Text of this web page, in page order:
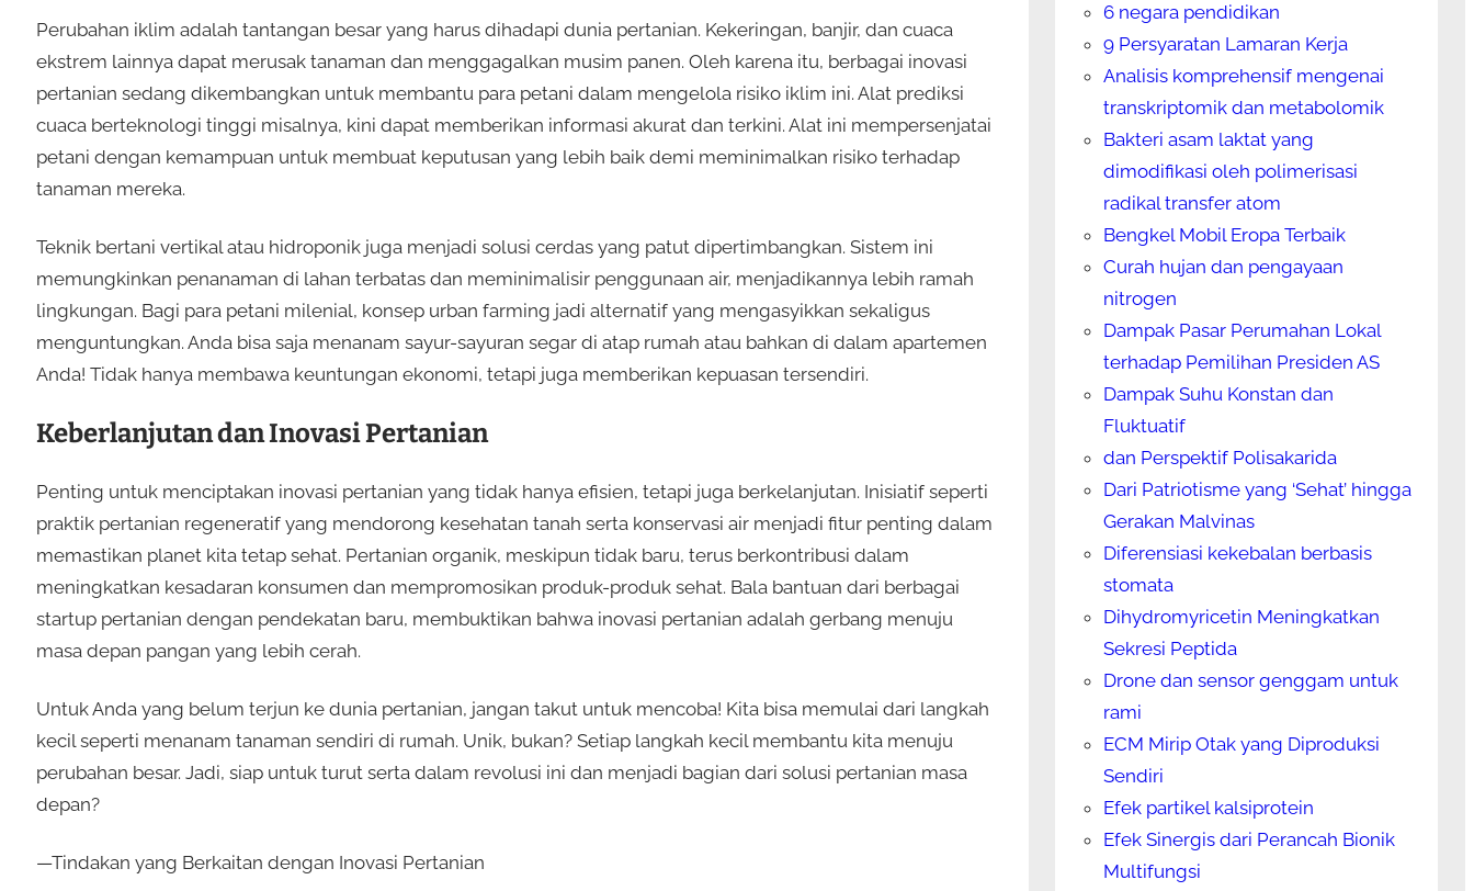
Perubahan iklim adalah tantangan besar yang harus dihadapi dunia pertanian. Kekeringan, banjir, dan cuaca
ekstrem lainnya dapat merusak tanaman dan menggagalkan musim panen. Oleh karena itu, berbagai inovasi
pertanian sedang dikembangkan untuk membantu para petani dalam mengelola risiko iklim ini. Alat prediksi
cuaca berteknologi tinggi misalnya, kini dapat memberikan informasi akurat dan terkini. Alat ini mempersenjatai
petani dengan kemampuan untuk membuat keputusan yang lebih baik demi meminimalkan risiko terhadap
tanaman mereka.
Teknik bertani vertikal atau hidroponik juga menjadi solusi cerdas yang patut dipertimbangkan. Sistem ini
memungkinkan penanaman di lahan terbatas dan meminimalisir penggunaan air, menjadikannya lebih ramah
lingkungan. Bagi para petani milenial, konsep urban farming jadi alternatif yang mengasyikkan sekaligus
menguntungkan. Anda bisa saja menanam sayur-sayuran segar di atap rumah atau bahkan di dalam apartemen
Anda! Tidak hanya membawa keuntungan ekonomi, tetapi juga memberikan kepuasan tersendiri.
Keberlanjutan dan Inovasi Pertanian
Penting untuk menciptakan inovasi pertanian yang tidak hanya efisien, tetapi juga berkelanjutan. Inisiatif seperti
praktik pertanian regeneratif yang mendorong kesehatan tanah serta konservasi air menjadi fitur penting dalam
memastikan planet kita tetap sehat. Pertanian organik, meskipun tidak baru, terus berkontribusi dalam
meningkatkan kesadaran konsumen dan mempromosikan produk-produk sehat. Bala bantuan dari berbagai
startup pertanian dengan pendekatan baru, membuktikan bahwa inovasi pertanian adalah gerbang menuju
masa depan pangan yang lebih cerah.
Untuk Anda yang belum terjun ke dunia pertanian, jangan takut untuk mencoba! Kita bisa memulai dari langkah
kecil seperti menanam tanaman sendiri di rumah. Unik, bukan? Setiap langkah kecil membantu kita menuju
perubahan besar. Jadi, siap untuk turut serta dalam revolusi ini dan menjadi bagian dari solusi pertanian masa
depan?
—Tindakan yang Berkaitan dengan Inovasi Pertanian
6 negara pendidikan
9 Persyaratan Lamaran Kerja
Analisis komprehensif mengenai
transkriptomik dan metabolomik
Bakteri asam laktat yang
dimodifikasi oleh polimerisasi
radikal transfer atom
Bengkel Mobil Eropa Terbaik
Curah hujan dan pengayaan
nitrogen
Dampak Pasar Perumahan Lokal
terhadap Pemilihan Presiden AS
Dampak Suhu Konstan dan
Fluktuatif
dan Perspektif Polisakarida
Dari Patriotisme yang ‘Sehat’ hingga
Gerakan Malvinas
Diferensiasi kekebalan berbasis
stomata
Dihydromyricetin Meningkatkan
Sekresi Peptida
Drone dan sensor genggam untuk
rami
ECM Mirip Otak yang Diproduksi
Sendiri
Efek partikel kalsiprotein
Efek Sinergis dari Perancah Bionik
Multifungsi